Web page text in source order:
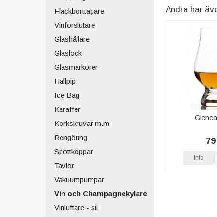
Fläckborttagare
Vinförslutare
Glashållare
Glaslock
Glasmarkörer
Hällpip
Ice Bag
Karaffer
Korkskruvar m.m
Rengöring
Spottkoppar
Tavlor
Vakuumpumpar
Vin och Champagnekylare
Vinluftare - sil
Andra har
Info